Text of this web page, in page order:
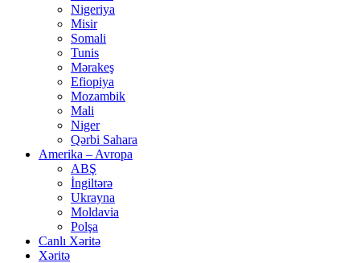
Nigeriya
Misir
Somali
Tunis
Mərakeş
Efiopiya
Mozambik
Mali
Niger
Qərbi Sahara
Amerika – Avropa
ABŞ
İngiltərə
Ukrayna
Moldavia
Polşa
Canlı Xəritə
Xəritə